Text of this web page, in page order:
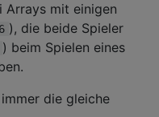
Arrays mit einigen
6 ), die beide Spieler
) beim Spielen eines
die gleiche